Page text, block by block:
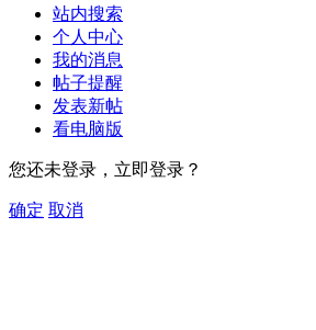
站内搜索
个人中心
我的消息
帖子提醒
发表新帖
看电脑版
您还未登录，立即登录？
确定 取消